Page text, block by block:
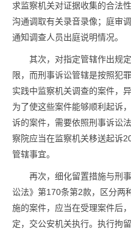
求监察机关对证据收集的合法
沟通调取有关录音录像；庭审
通知调查人员出庭说明情况。
其次，对指定管辖作出规
限，而刑事诉讼管辖是按照犯
实践中监察机关调查的案件，
为了使这些案件能够顺利起诉
诉的案件，需要依照刑事诉讼
察院应当在监察机关移送起诉
管辖事宜。
再次，细化留置措施与刑
讼法》第170条第2款，区分两
施的案件，应当在受理案件后
定，交公安机关执行。执行拘